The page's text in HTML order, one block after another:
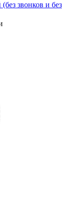
звонков и без